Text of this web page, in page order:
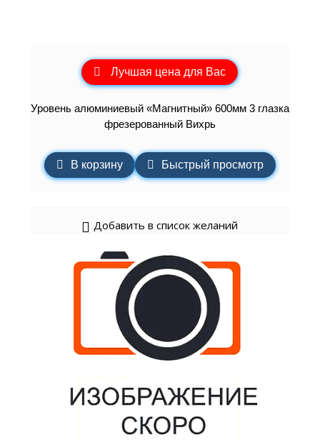
Лучшая цена для Вас
Уровень алюминиевый «Магнитный» 600мм 3 глазка
фрезерованный Вихрь
В корзину Быстрый просмотр
Добавить в список желаний